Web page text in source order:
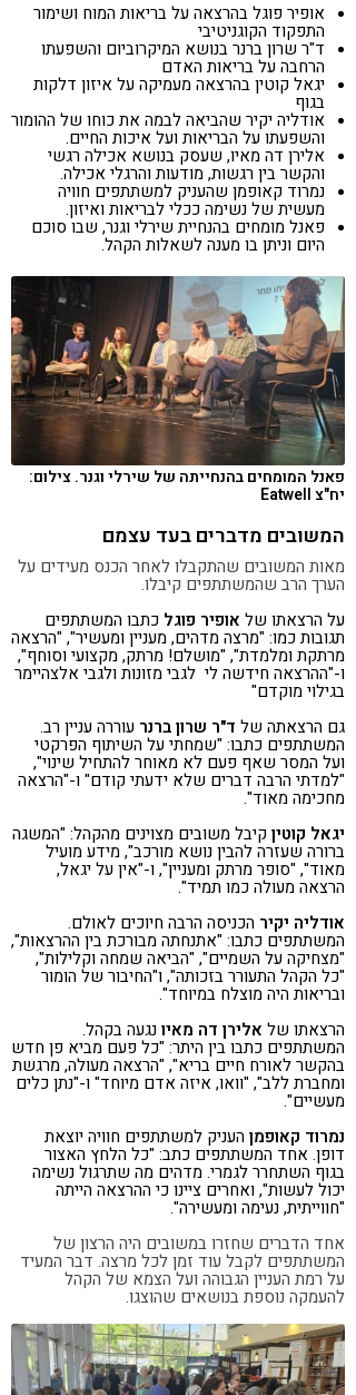
אופיר פוגל בהרצאה על בריאות המוח ושימור
התפקוד הקוגניטיבי
ד"ר שרון ברנר בנושא המיקרוביום והשפעתו
הרחבה על בריאות האדם
יגאל קוטין בהרצאה מעמיקה על איזון דלקות
בגוף
אודליה יקיר שהביאה לבמה את כוחו של ההומור
והשפעתו על הבריאות ועל איכות החיים.
אלירן דה מאיו, שעסק בנושא אכילה רגשי
והקשר בין רגשות, מודעות והרגלי אכילה.
נמרוד קאופמן שהעניק למשתתפים חוויה
מעשית של נשימה ככלי לבריאות ואיזון.
פאנל מומחים בהנחיית שירלי וגנר, שבו סוכם
היום וניתן בו מענה לשאלות הקהל.
פאנל המומחים בהנחייתה של שירלי וגנר. צילום:
יח"צ Eatwell
המשובים מדברים בעד עצמם
מאות המשובים שהתקבלו לאחר הכנס מעידים על
הערך הרב שהמשתתפים קיבלו.
על הרצאתו של אופיר פוגל כתבו המשתתפים
תגובות כמו: "מרצה מדהים, מעניין ומעשיר", "הרצאה
מרתקת ומלמדת", "מושלם! מרתק, מקצועי וסוחף",
ו-"ההרצאה חידשה לי לגבי מזונות ולגבי אלצהיימר
בגילוי מוקדם"
גם הרצאתה של ד"ר שרון ברנר עוררה עניין רב.
המשתתפים כתבו: "שמחתי על השיתוף הפרקטי
ועל המסר שאף פעם לא מאוחר להתחיל שינוי",
"למדתי הרבה דברים שלא ידעתי קודם" ו-"הרצאה
מחכימה מאוד".
יגאל קוטין קיבל משובים מצוינים מהקהל: "המשגה
ברורה שעזרה להבין נושא מורכב", מידע מועיל
מאוד", "סופר מרתק ומעניין", ו-"אין על יגאל,
הרצאה מעולה כמו תמיד".
אודליה יקיר הכניסה הרבה חיוכים לאולם.
המשתתפים כתבו: "אתנחתה מבורכת בין ההרצאות",
"מצחיקה על השמיים", "הביאה שמחה וקלילות",
"כל הקהל התעורר בזכותה", ו"החיבור של הומור
ובריאות היה מוצלח במיוחד".
הרצאתו של אלירן דה מאיונגעה בקהל.
המשתתפים כתבו בין היתר: "כל פעם מביא פן חדש
בהקשר לאורח חיים בריא", "הרצאה מעולה, מרגשת
ומחברת ללב", "וואו, איזה אדם מיוחד" ו-"נתן כלים
מעשיים".
נמרוד קאופמן העניק למשתתפים חוויה יוצאת
דופן. אחד המשתתפים כתב: "כל הלחץ האצור
בגוף השתחרר לגמרי. מדהים מה שתרגול נשימה
יכול לעשות", ואחרים ציינו כי ההרצאה הייתה
"חווייתית, נעימה ומעשירה".
אחד הדברים שחזרו במשובים היה הרצון של
המשתתפים לקבל עוד זמן לכל מרצה. דבר המעיד
על רמת העניין הגבוהה ועל הצמא של הקהל
להעמקה נוספת בנושאים שהוצגו.